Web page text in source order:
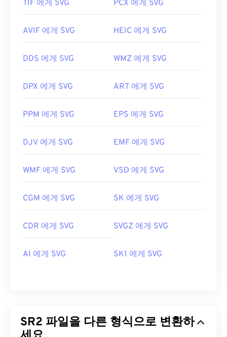
TIF 에게 SVG PCX 에게 SVG
AVIF 에게 SVG HEIC 에게 SVG
DDS 에게 SVG WMZ 에게 SVG
DPX 에게 SVG ART 에게 SVG
PPM 에게 SVG EPS 에게 SVG
DJV 에게 SVG EMF 에게 SVG
WMF 에게 SVG VSD 에게 SVG
CGM 에게 SVG SK 에게 SVG
CDR 에게 SVG SVGZ 에게 SVG
AI 에게 SVG SK1 에게 SVG
SR2 파일을 다른 형식으로 변환하